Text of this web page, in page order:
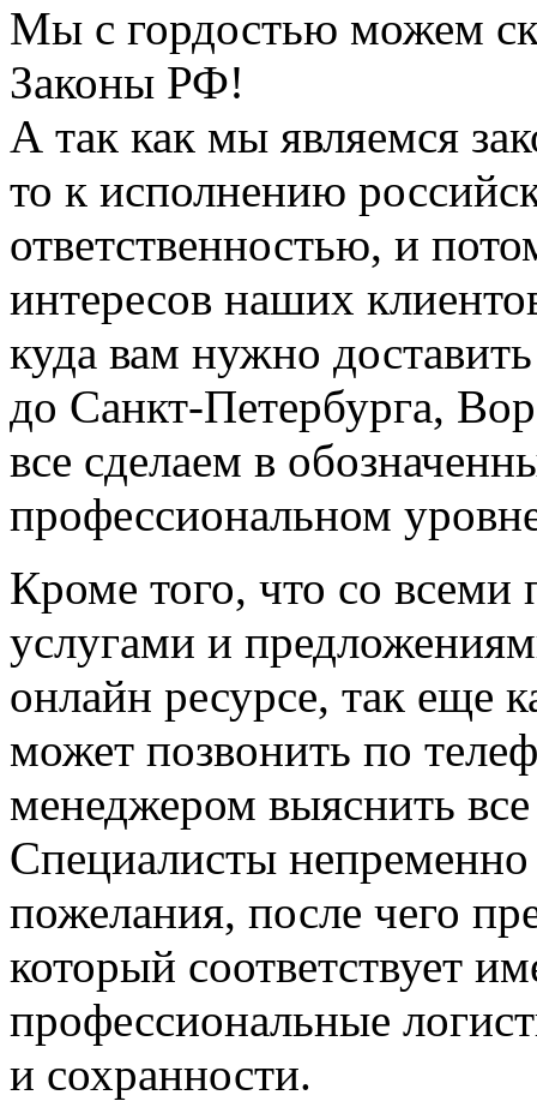
Мы с гордостью можем
Законы РФ!
А так как мы являемся
то к исполнению
ответственностью, и
интересов наших
куда вам нужно
до Санкт-Петербурга,
все сделаем в
профессиональном
Кроме того, что со
услугами и
онлайн ресурсе, так еще
может позвонить по
менеджером выяснить
Специалисты непременно
пожелания, после чего
который соответствует
профессиональные
и сохранности.